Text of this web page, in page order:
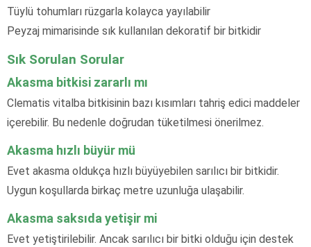
Tüylü tohumları rüzgarla kolayca yayılabilir
Peyzaj mimarisinde sık kullanılan dekoratif bir bitkidir
Sık Sorulan Sorular
Akasma bitkisi zararlı mı
Clematis vitalba bitkisinin bazı kısımları tahriş edici maddeler
içerebilir. Bu nedenle doğrudan tüketilmesi önerilmez.
Akasma hızlı büyür mü
Evet akasma oldukça hızlı büyüyebilen sarılıcı bir bitkidir.
Uygun koşullarda birkaç metre uzunluğa ulaşabilir.
Akasma saksıda yetişir mi
Evet yetiştirilebilir. Ancak sarılıcı bir bitki olduğu için destek